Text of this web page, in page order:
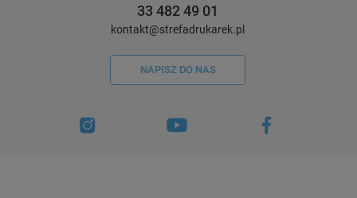
33 482 49 01
kontakt@strefadrukarek.pl
NAPISZ DO NAS